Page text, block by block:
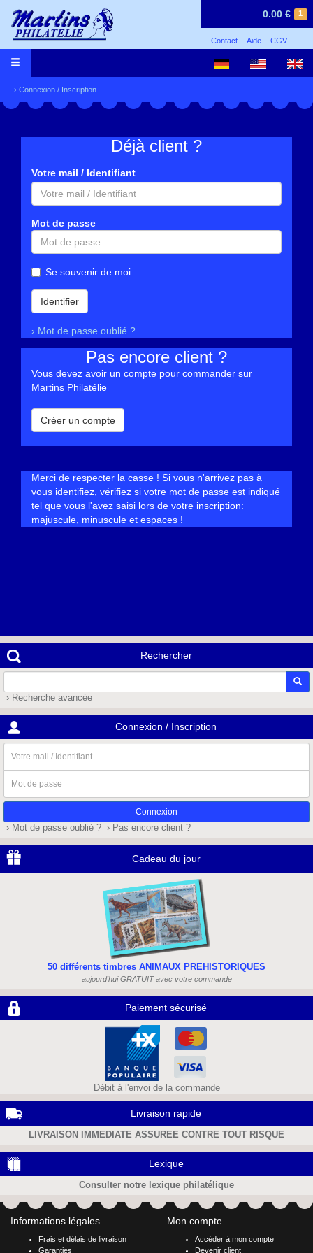
1
0.00 €
Contact Aide CGV
› Connexion / Inscription
Déjà client ?
Votre mail / Identifiant
Mot de passe
Se souvenir de moi
› Mot de passe oublié ?
Pas encore client ?
Vous devez avoir un compte pour commander sur
Martins Philatélie
Créer un compte
Merci de respecter la casse ! Si vous n'arrivez pas à
vous identifiez, vérifiez si votre mot de passe est indiqué
tel que vous l'avez saisi lors de votre inscription:
majuscule, minuscule et espaces !
Rechercher
› Recherche avancée
Connexion / Inscription
mail
/
Identifiant
de
passe
› Mot de passe oublié ? › Pas encore client ?
Cadeau du jour
50 différents timbres ANIMAUX PREHISTORIQUES
aujourd'hui GRATUIT avec votre commande
Paiement sécurisé
Débit à l'envoi de la commande
Livraison rapide
LIVRAISON IMMEDIATE ASSUREE CONTRE TOUT RISQUE
Lexique
Consulter notre lexique philatélique
Informations légales
Frais et délais de livraison
Garanties
Mon compte
Accéder à mon compte
Devenir client